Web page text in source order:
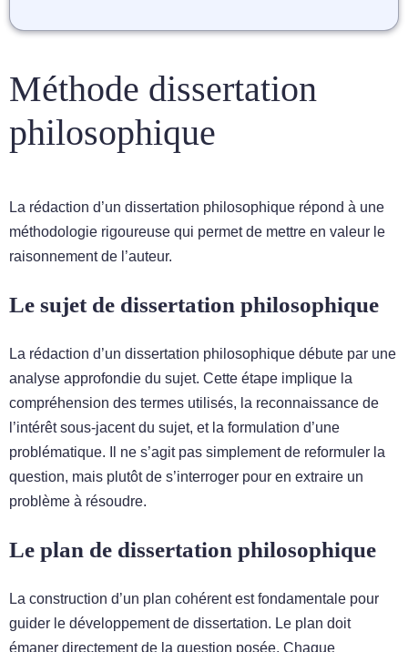
Méthode dissertation
philosophique
La rédaction d’un dissertation philosophique répond à une
méthodologie rigoureuse qui permet de mettre en valeur le
raisonnement de l’auteur.
Le sujet de dissertation philosophique
La rédaction d’un dissertation philosophique débute par une
analyse approfondie du sujet. Cette étape implique la
compréhension des termes utilisés, la reconnaissance de
l’intérêt sous-jacent du sujet, et la formulation d’une
problématique. Il ne s’agit pas simplement de reformuler la
question, mais plutôt de s’interroger pour en extraire un
problème à résoudre.
Le plan de dissertation philosophique
La construction d’un plan cohérent est fondamentale pour
guider le développement de dissertation. Le plan doit
émaner directement de la question posée. Chaque